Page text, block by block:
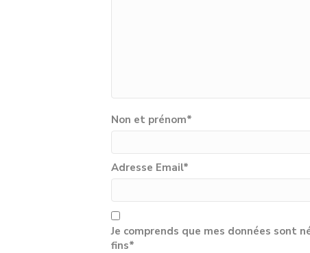
Non et prénom*
Adresse Email*
Je comprends que mes données sont
fins*